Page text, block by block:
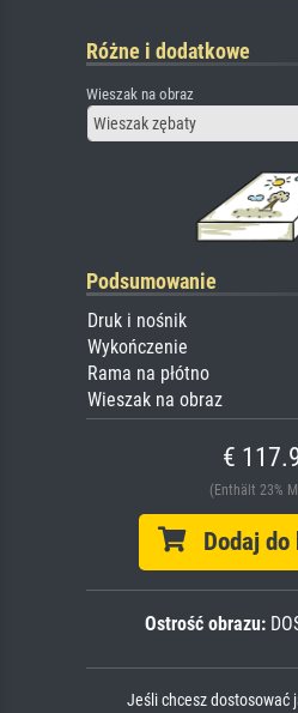
Różne i dodatkowe
Wieszak na obraz
Wieszak zębaty
Podsumowanie
Druk i nośnik
Wykończenie
Rama na płótno
Wieszak na obraz
€
(Enthält 23%
Dodaj do
Ostrość obrazu:
Jeśli chcesz dostosować